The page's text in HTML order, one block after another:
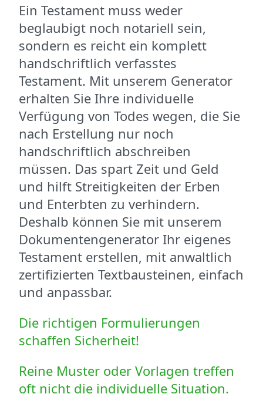
Ein Testament muss weder
beglaubigt noch notariell sein,
sondern es reicht ein komplett
handschriftlich verfasstes
Testament. Mit unserem Generator
erhalten Sie Ihre individuelle
Verfügung von Todes wegen, die Sie
nach Erstellung nur noch
handschriftlich abschreiben
müssen. Das spart Zeit und Geld
und hilft Streitigkeiten der Erben
und Enterbten zu verhindern.
Deshalb können Sie mit unserem
Dokumentengenerator Ihr eigenes
Testament erstellen, mit anwaltlich
zertifizierten Textbausteinen, einfach
und anpassbar.
Die richtigen Formulierungen
schaffen Sicherheit!
Reine Muster oder Vorlagen treffen
oft nicht die individuelle Situation.